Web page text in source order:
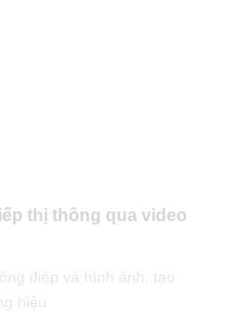
thị thông qua video
điệp và hình ảnh, tạo
hiệu